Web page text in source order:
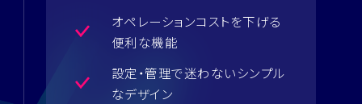
オペレーションコストを下げる
便利な機能
設定・管理で迷わないシンプル
なデザイン